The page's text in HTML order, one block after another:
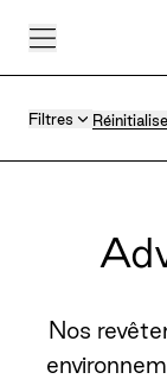
Filtres
Nos